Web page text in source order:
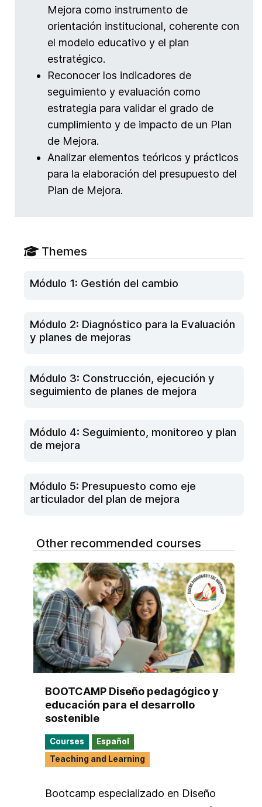
Mejora como instrumento de
orientación institucional, coherente con
el modelo educativo y el plan
estratégico.
Reconocer los indicadores de
seguimiento y evaluación como
estrategia para validar el grado de
cumplimiento y de impacto de un Plan
de Mejora.
Analizar elementos teóricos y prácticos
para la elaboración del presupuesto del
Plan de Mejora.
Themes
Módulo 1: Gestión del cambio
Módulo 2: Diagnóstico para la Evaluación
y planes de mejoras
Módulo 3: Construcción, ejecución y
seguimiento de planes de mejora
Módulo 4: Seguimiento, monitoreo y plan
de mejora
Módulo 5: Presupuesto como eje
articulador del plan de mejora
Other recommended courses
BOOTCAMP Diseño pedagógico y
educación para el desarrollo
sostenible
Courses
Español
Teaching and Learning
Bootcamp especializado en Diseño